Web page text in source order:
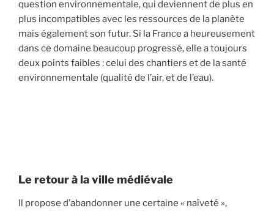
question environnementale, qui deviennent de plus en
plus incompatibles avec les ressources de la planète
mais également son futur. Si la France a heureusement
dans ce domaine beaucoup progressé, elle a toujours
deux points faibles : celui des chantiers et de la santé
environnementale (qualité de l’air, et de l’eau).
Le retour à la ville médiévale
Il propose d’abandonner une certaine « naïveté »,